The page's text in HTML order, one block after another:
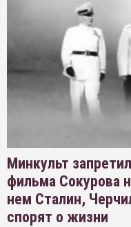
Минкульт
фильма Сокурова
нем Сталин,
спорят о жизни